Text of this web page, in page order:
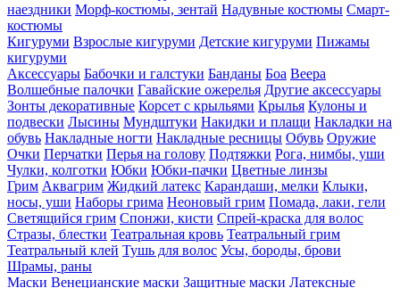
наездники Морф-костюмы, зентай Надувные костюмы Смарт-
костюмы
Кигуруми Взрослые кигуруми Детские кигуруми Пижамы
кигуруми
Аксессуары Бабочки и галстуки Банданы Боа Веера
Волшебные палочки Гавайские ожерелья Другие аксессуары
Зонты декоративные Корсет с крыльями Крылья Кулоны и
подвески Лысины Мундштуки Накидки и плащи Накладки на
обувь Накладные ногти Накладные ресницы Обувь Оружие
Очки Перчатки Перья на голову Подтяжки Рога, нимбы, уши
Чулки, колготки Юбки Юбки-пачки Цветные линзы
Грим Аквагрим Жидкий латекс Карандаши, мелки Клыки,
носы, уши Наборы грима Неоновый грим Помада, лаки, гели
Светящийся грим Спонжи, кисти Спрей-краска для волос
Стразы, блестки Театральная кровь Театральный грим
Театральный клей Тушь для волос Усы, бороды, брови
Шрамы, раны
Маски Венецианские маски Защитные маски Латексные